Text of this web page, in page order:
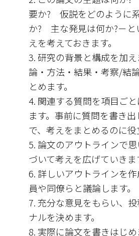
要か? 仮説をどのように
か? 主な発見は何か?－と
えを考えておきます。
研究の背景と構成を加
論・方法・結果・考察/結
とめます。
関連する質問を項目ご
ます。事前に質問を書き
で、考えをまとめるのに役
論文のアウトラインで
づいて考えを広げていきま
詳しいアウトラインを
員や同僚らと議論します。
充分な意見をもらい、
ナルを決めます。
実際に論文を書きはじめ